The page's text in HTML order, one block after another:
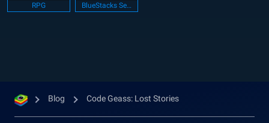
mobile tower defense yang dengan setia
RPG
BlueStacks Setup
Blog Code Geass: Lost Stories